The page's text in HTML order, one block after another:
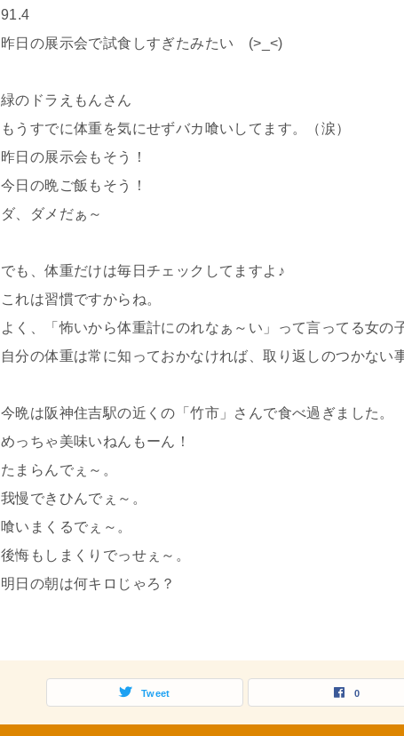
91.4
昨日の展示会で試食しすぎたみたい (>_<)
緑のドラえもんさん
もうすでに体重を気にせずバカ喰いしてます。（涙）
昨日の展示会もそう！
今日の晩ご飯もそう！
ダ、ダメだぁ～
でも、体重だけは毎日チェックしてますよ♪
これは習慣ですからね。
よく、「怖いから体重計にのれなぁ～い」って言ってる女の
自分の体重は常に知っておかなければ、取り返しのつかない
今晩は阪神住吉駅の近くの「竹市」さんで食べ過ぎました。
めっちゃ美味いねんもーん！
たまらんでぇ～。
我慢できひんでぇ～。
喰いまくるでぇ～。
後悔もしまくりでっせぇ～。
明日の朝は何キロじゃろ？
Tweet 0